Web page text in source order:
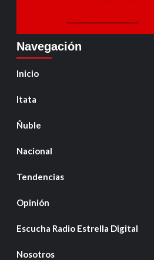
Navegación
Inicio
Itata
Ñuble
Nacional
Tendencias
Opinión
Escucha Radio Estrella Digital
Nosotros